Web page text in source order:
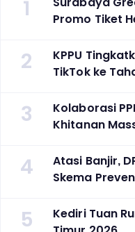
1
Promo Tiket
2
KPPU
TikTok ke
3
Kolaborasi
Khitanan
4
Atasi Banjir,
Skema
5
Kediri Tuan